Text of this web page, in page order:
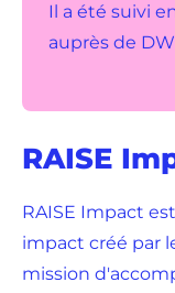
Il a été suivi
auprès de
RAISE
RAISE Impact
impact créé par
mission